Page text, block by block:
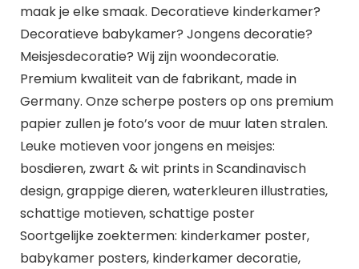
maak je elke smaak. Decoratieve kinderkamer?
Decoratieve babykamer? Jongens decoratie?
Meisjesdecoratie? Wij zijn woondecoratie.
Premium kwaliteit van de fabrikant, made in
Germany. Onze scherpe posters op ons premium
papier zullen je foto’s voor de muur laten stralen.
Leuke motieven voor jongens en meisjes:
bosdieren, zwart & wit prints in Scandinavisch
design, grappige dieren, waterkleuren illustraties,
schattige motieven, schattige poster
Soortgelijke zoektermen: kinderkamer poster,
babykamer posters, kinderkamer decoratie,